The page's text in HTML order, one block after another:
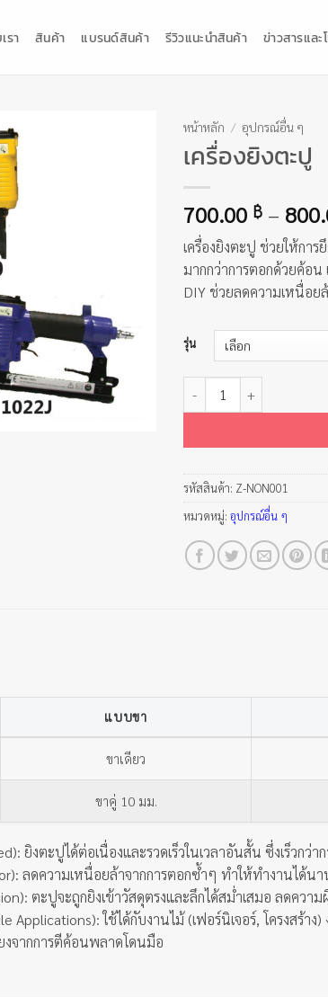
รา สินค้า แบรนด์สินค้า รีวิวแนะนำสินค้า ข่าวสารและ
หน้าหลัก / อุปกรณ์อื่น ๆ
เครื่องยิงตะปู
700.00 ฿ –
เครื่องยิงตะปู ช่วยให้กา
มากกว่าการตอกด้วยค้อน
DIY ช่วยลดความเหนื่อย
รุ่น
รหัสสินค้า: Z-NON001
หมวดหมู่:อุปกรณ์อื่น ๆ
แบบขา
ขาเดียว
ขาคู่ 10 มม.
ยิงตะปูได้ต่อเนื่องและรวดเร็วในเวลาอันสั้น ซึ่งเร็วกว่
ลดความเหนื่อยล้าจากการตอกซ้ำๆ ทำให้ทำงานได้น
ตะปูจะถูกยิงเข้าวัสดุตรงและลึกได้สม่ำเสมอ ลดควา
Applications): ใช้ได้กับงานไม้ (เฟอร์นิเจอร์, โครงสร้
งจากการตีค้อนพลาดโดนมือ